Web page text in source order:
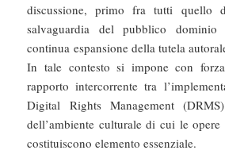
discussione, primo fra tutti quello
salvaguardia del pubblico
continua espansione della tutela
In tale contesto si impone con
rapporto intercorrente tra
Digital Rights Management
dell’ambiente culturale di cui le
costituiscono elemento essenziale.